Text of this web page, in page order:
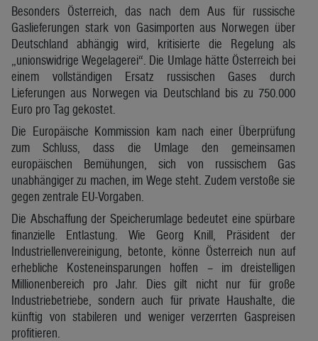
Besonders Österreich, das nach dem Aus für russische
Gaslieferungen stark von Gasimporten aus Norwegen über
Deutschland abhängig wird, kritisierte die Regelung als
„unionswidrige Wegelagerei“. Die Umlage hätte Österreich bei
einem vollständigen Ersatz russischen Gases durch
Lieferungen aus Norwegen via Deutschland bis zu 750.000
Euro pro Tag gekostet.
Die Europäische Kommission kam nach einer Überprüfung
zum Schluss, dass die Umlage den gemeinsamen
europäischen Bemühungen, sich von russischem Gas
unabhängiger zu machen, im Wege steht. Zudem verstoße sie
gegen zentrale EU-Vorgaben.
Die Abschaffung der Speicherumlage bedeutet eine spürbare
finanzielle Entlastung. Wie Georg Knill, Präsident der
Industriellenvereinigung, betonte, könne Österreich nun auf
erhebliche Kosteneinsparungen hoffen – im dreistelligen
Millionenbereich pro Jahr. Dies gilt nicht nur für große
Industriebetriebe, sondern auch für private Haushalte, die
künftig von stabileren und weniger verzerrten Gaspreisen
profitieren.